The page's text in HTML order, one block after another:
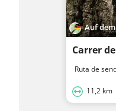
Auf
Carrer
Ruta de
11,2 km